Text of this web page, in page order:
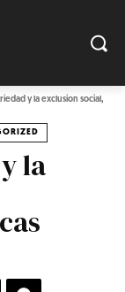
y la exclusion social,
la